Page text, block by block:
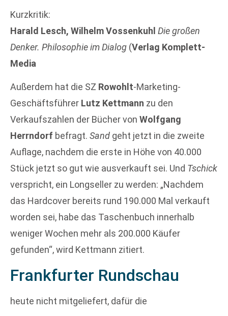
Kurzkritik:
Harald Lesch, Wilhelm Vossenkuhl Die großen
Denker. Philosophie im Dialog (Verlag Komplett-
Media
Außerdem hat die SZ Rowohlt-Marketing-
Geschäftsführer Lutz Kettmann zu den
Verkaufszahlen der Bücher von Wolfgang
Herrndorf befragt. Sand geht jetzt in die zweite
Auflage, nachdem die erste in Höhe von 40.000
Stück jetzt so gut wie ausverkauft sei. Und Tschick
verspricht, ein Longseller zu werden: „Nachdem
das Hardcover bereits rund 190.000 Mal verkauft
worden sei, habe das Taschenbuch innerhalb
weniger Wochen mehr als 200.000 Käufer
gefunden“, wird Kettmann zitiert.
Frankfurter Rundschau
heute nicht mitgeliefert, dafür die